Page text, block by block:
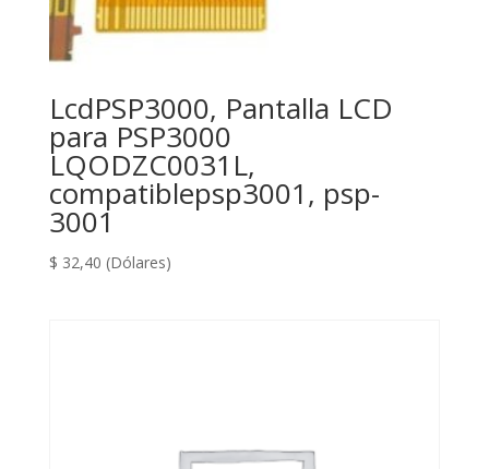
LcdPSP3000, Pantalla LCD
para PSP3000
LQODZC0031L,
compatiblepsp3001, psp-
3001
$ 32,40 (Dólares)